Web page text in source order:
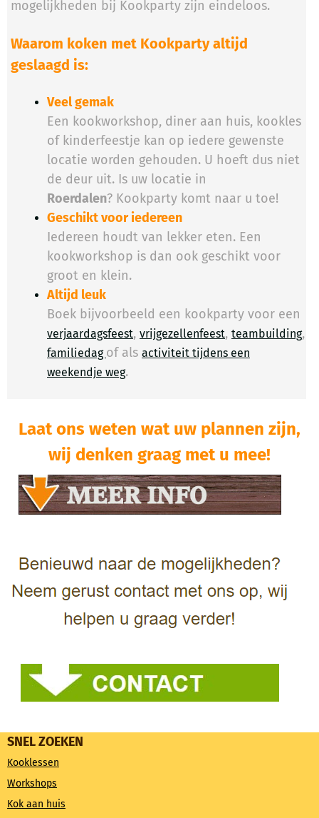
mogelijkheden bij Kookparty zijn eindeloos.
Waarom koken met Kookparty altijd
geslaagd is:
Veel gemak
Een kookworkshop, diner aan huis, kookles
of kinderfeestje kan op iedere gewenste
locatie worden gehouden. U hoeft dus niet
de deur uit. Is uw locatie in
Roerdalen? Kookparty komt naar u toe!
Geschikt voor iedereen
Iedereen houdt van lekker eten. Een
kookworkshop is dan ook geschikt voor
groot en klein.
Altijd leuk
Boek bijvoorbeeld een kookparty voor een
verjaardagsfeest, vrijgezellenfeest, teambuilding,
familiedag of als activiteit tijdens een
weekendje weg.
Laat ons weten wat uw plannen zijn,
wij denken graag met u mee!​
SNEL ZOEKEN
Kooklessen
Workshops
Kok aan huis